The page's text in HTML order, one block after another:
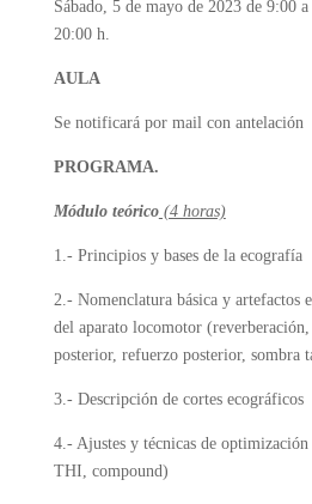
Sábado, 5 de mayo de 2023 de 9:00
20:00 h.
AULA
Se notificará por mail con antelación
PROGRAMA.
Módulo teórico(4 horas)
1.- Principios y bases de la ecografía
2.- Nomenclatura básica y artefactos
del aparato locomotor (reverberación,
posterior, refuerzo posterior, sombra
3.- Descripción de cortes ecográficos
4.- Ajustes y técnicas de
THI, compound)